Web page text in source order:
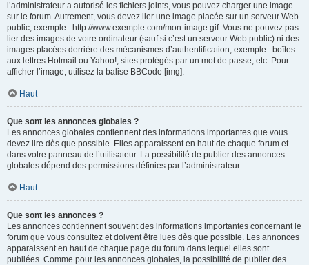
l’administrateur a autorisé les fichiers joints, vous pouvez charger une image
sur le forum. Autrement, vous devez lier une image placée sur un serveur Web
public, exemple : http://www.exemple.com/mon-image.gif. Vous ne pouvez pas
lier des images de votre ordinateur (sauf si c’est un serveur Web public) ni des
images placées derrière des mécanismes d’authentification, exemple : boîtes
aux lettres Hotmail ou Yahoo!, sites protégés par un mot de passe, etc. Pour
afficher l’image, utilisez la balise BBCode [img].
Haut
Que sont les annonces globales ?
Les annonces globales contiennent des informations importantes que vous
devez lire dès que possible. Elles apparaissent en haut de chaque forum et
dans votre panneau de l’utilisateur. La possibilité de publier des annonces
globales dépend des permissions définies par l’administrateur.
Haut
Que sont les annonces ?
Les annonces contiennent souvent des informations importantes concernant le
forum que vous consultez et doivent être lues dès que possible. Les annonces
apparaissent en haut de chaque page du forum dans lequel elles sont
publiées. Comme pour les annonces globales, la possibilité de publier des